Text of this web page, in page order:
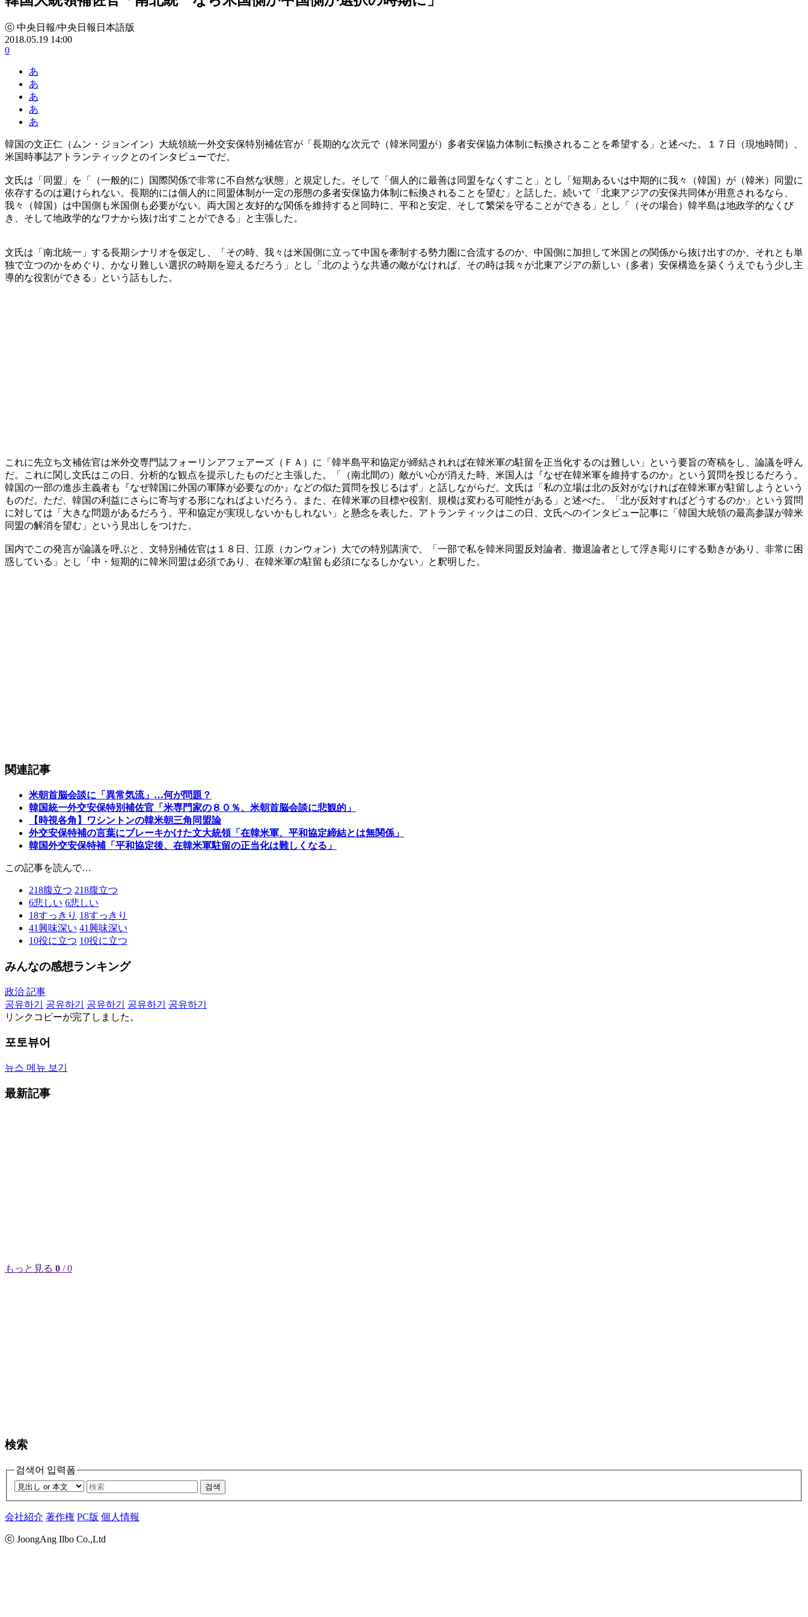
ⓒ 中央日報/中央日報日本語版
2018.05.19 14:00
0
あ
あ
あ
あ
あ
韓国の文正仁（ムン・ジョンイン）大統領統一外交安保特別補佐官が「長期的な次元で（韓米同盟が）多者安保協力体制に転換されることを希望する」と述べた。１７日（現地時間）、
米国時事誌アトランティックとのインタビューでだ。
文氏は「同盟」を「（一般的に）国際関係で非常に不自然な状態」と規定した。そして「個人的に最善は同盟をなくすこと」とし「短期あるいは中期的に我々（韓国）が（韓米）同盟に
依存するのは避けられない。長期的には個人的に同盟体制が一定の形態の多者安保協力体制に転換されることを望む」と話した。続いて「北東アジアの安保共同体が用意されるなら、
我々（韓国）は中国側も米国側も必要がない。両大国と友好的な関係を維持すると同時に、平和と安定、そして繁栄を守ることができる」とし「（その場合）韓半島は地政学的なくび
き、そして地政学的なワナから抜け出すことができる」と主張した。
文氏は「南北統一」する長期シナリオを仮定し、「その時、我々は米国側に立って中国を牽制する勢力圏に合流するのか、中国側に加担して米国との関係から抜け出すのか、それとも単
独で立つのかをめぐり、かなり難しい選択の時期を迎えるだろう」とし「北のような共通の敵がなければ、その時は我々が北東アジアの新しい（多者）安保構造を築くうえでもう少し主
導的な役割ができる」という話もした。
これに先立ち文補佐官は米外交専門誌フォーリンアフェアーズ（ＦＡ）に「韓半島平和協定が締結されれば在韓米軍の駐留を正当化するのは難しい」という要旨の寄稿をし、論議を呼ん
だ。これに関し文氏はこの日、分析的な観点を提示したものだと主張した。「（南北間の）敵がい心が消えた時、米国人は『なぜ在韓米軍を維持するのか』という質問を投じるだろう。
韓国の一部の進歩主義者も『なぜ韓国に外国の軍隊が必要なのか』などの似た質問を投じるはず」と話しながらだ。文氏は「私の立場は北の反対がなければ在韓米軍が駐留しようという
ものだ。ただ、韓国の利益にさらに寄与する形になればよいだろう。また、在韓米軍の目標や役割、規模は変わる可能性がある」と述べた。「北が反対すればどうするのか」という質問
に対しては「大きな問題があるだろう。平和協定が実現しないかもしれない」と懸念を表した。アトランティックはこの日、文氏へのインタビュー記事に「韓国大統領の最高参謀が韓米
同盟の解消を望む」という見出しをつけた。
国内でこの発言が論議を呼ぶと、文特別補佐官は１８日、江原（カンウォン）大での特別講演で、「一部で私を韓米同盟反対論者、撤退論者として浮き彫りにする動きがあり、非常に困
惑している」とし「中・短期的に韓米同盟は必須であり、在韓米軍の駐留も必須になるしかない」と釈明した。
関連記事
米朝首脳会談に「異常気流」…何が問題？
韓国統一外交安保特別補佐官「米専門家の８０％、米朝首脳会談に悲観的」
【時視各角】ワシントンの韓米朝三角同盟論
外交安保特補の言葉にブレーキかけた文大統領「在韓米軍、平和協定締結とは無関係」
韓国外交安保特補「平和協定後、在韓米軍駐留の正当化は難しくなる」
この記事を読んで…
218腹立つ 218腹立つ
6悲しい 6悲しい
18すっきり 18すっきり
41興味深い 41興味深い
10役に立つ 10役に立つ
みんなの感想ランキング
政治 記事
공유하기
공유하기 공유하기 공유하기
공유하기
リンクコピーが完了しました。
포토뷰어
뉴스 메뉴 보기
最新記事
もっと見る 0 / 0
検索
검색어 입력폼
검색
会社紹介 著作権 PC版 個人情報
ⓒ JoongAng Ilbo Co.,Ltd